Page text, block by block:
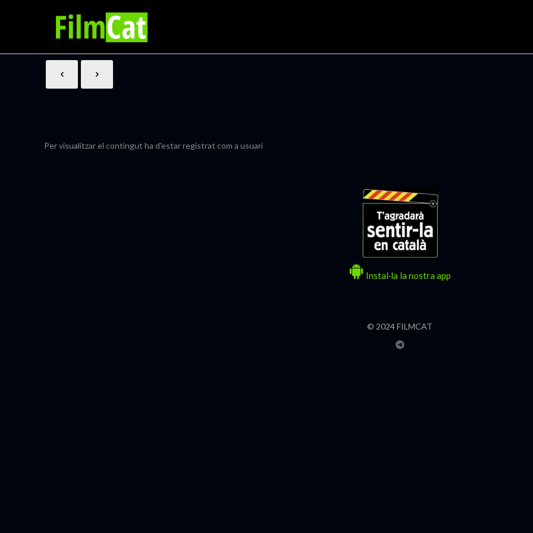
Per visualitzar el contingut ha d'estar registrat com a usuari
Instal·la la nostra app
© 2024 FILMCAT